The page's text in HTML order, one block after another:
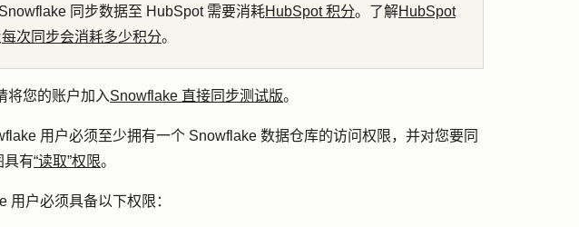
同步数据至 HubSpot 需要消耗HubSpot 积分。了解HubSpot
每次同步会消耗多少积分。
将您的账户加入Snowflake 直接同步测试版。
用户必须至少拥有一个 Snowflake 数据仓库的访问权限，并对您要同
具有“读取”权限。
用户必须具备以下权限：